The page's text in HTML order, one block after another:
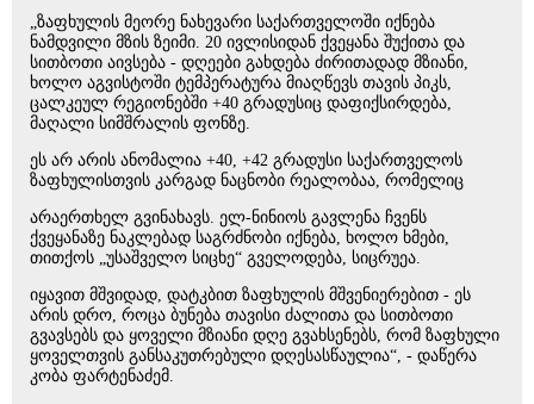
„ზაფხულის მეორე ნახევარი საქართველოში იქნება
ნამდვილი მზის ზეიმი. 20 ივლისიდან ქვეყანა შუქითა და
სითბოთი აივსება - დღეები გახდება ძირითადად მზიანი,
ხოლო აგვისტოში ტემპერატურა მიაღწევს თავის პიკს,
ცალკეულ რეგიონებში +40 გრადუსიც დაფიქსირდება,
მაღალი სიმშრალის ფონზე.
ეს არ არის ანომალია +40, +42 გრადუსი საქართველოს
ზაფხულისთვის კარგად ნაცნობი რეალობაა, რომელიც
არაერთხელ გვინახავს. ელ-ნინიოს გავლენა ჩვენს
ქვეყანაზე ნაკლებად საგრძნობი იქნება, ხოლო ხმები,
თითქოს „უსაშველო სიცხე“ გველოდება, სიცრუეა.
იყავით მშვიდად, დატკბით ზაფხულის მშვენიერებით - ეს
არის დრო, როცა ბუნება თავისი ძალითა და სითბოთი
გვავსებს და ყოველი მზიანი დღე გვახსენებს, რომ ზაფხული
ყოველთვის განსაკუთრებული დღესასწაულია“, - დაწერა
კობა ფარტენაძემ.